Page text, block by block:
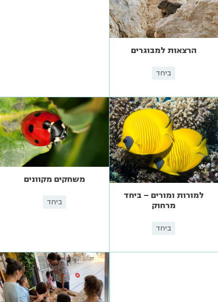
הרצאות למבוגרים
ביחד
למורות ומורים – ביחד
מרחוק
ביחד
משחקים מקוונים
ביחד